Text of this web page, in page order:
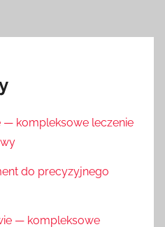
— kompleksowe leczenie
do precyzyjnego
— kompleksowe